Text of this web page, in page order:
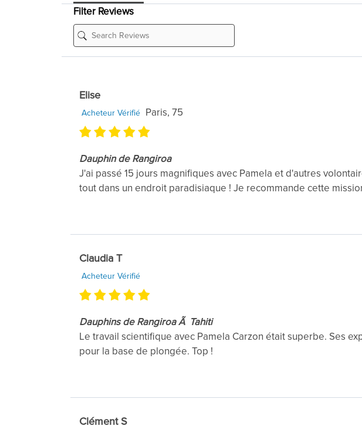
Filter Reviews
Elise
Acheteur Vérifié
Paris, 75
Dauphin de Rangiroa
J'ai passé 15 jours magnifiques avec Pamela et d'autres
tout dans un endroit paradisiaque ! Je recommande cette
Claudia T
Acheteur Vérifié
Dauphins de Rangiroa Ã Tahiti
Le travail scientifique avec Pamela Carzon était superbe. Ses
pour la base de plongée. Top !
Clément S